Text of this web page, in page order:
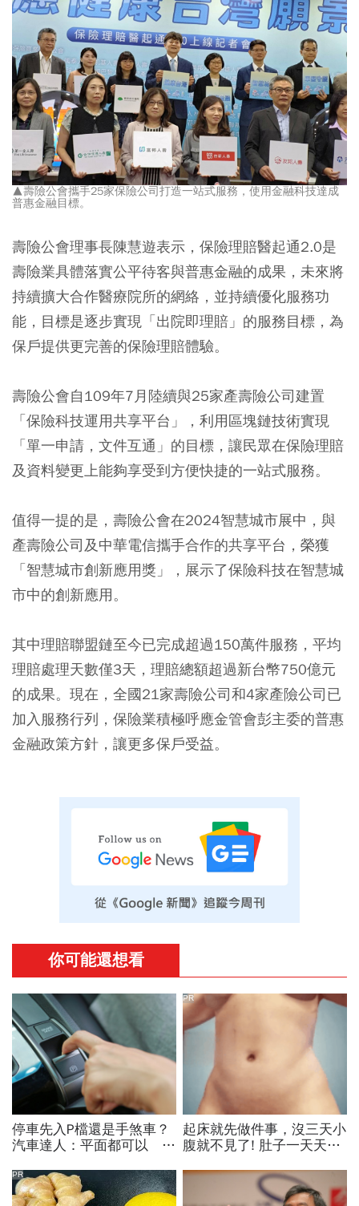
▲壽險公會攜手25家保險公司打造一站式服務，使用金融科技達成
普惠金融目標。
壽險公會理事長陳慧遊表示，保險理賠醫起通2.0是
壽險業具體落實公平待客與普惠金融的成果，未來將
持續擴大合作醫療院所的網絡，並持續優化服務功
能，目標是逐步實現「出院即理賠」的服務目標，為
保戶提供更完善的保險理賠體驗。
壽險公會自109年7月陸續與25家產壽險公司建置
「保險科技運用共享平台」，利用區塊鏈技術實現
「單一申請，文件互通」的目標，讓民眾在保險理賠
及資料變更上能夠享受到方便快捷的一站式服務。
值得一提的是，壽險公會在2024智慧城市展中，與
產壽險公司及中華電信攜手合作的共享平台，榮獲
「智慧城市創新應用獎」，展示了保險科技在智慧城
市中的創新應用。
其中理賠聯盟鏈至今已完成超過150萬件服務，平均
理賠處理天數僅3天，理賠總額超過新台幣750億元
的成果。現在，全國21家壽險公司和4家產險公司已
加入服務行列，保險業積極呼應金管會彭主委的普惠
金融政策方針，讓更多保戶受益。